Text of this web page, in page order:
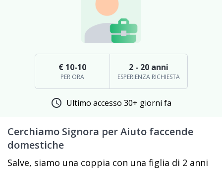
€ 10-10
PER ORA
2 - 20 anni
ESPERIENZA RICHIESTA
schedule Ultimo accesso 30+ giorni fa
Cerchiamo Signora per Aiuto faccende
domestiche
Salve, siamo una coppia con una figlia di 2 anni